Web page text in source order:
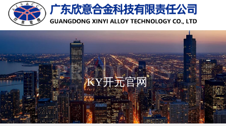
PRODUCTS
KY开元官网